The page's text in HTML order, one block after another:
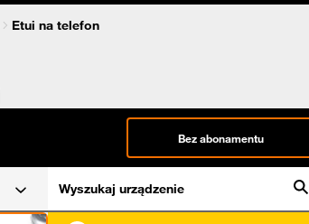
Etui na telefon
Bez abonamentu
Wyszukaj urządzenie